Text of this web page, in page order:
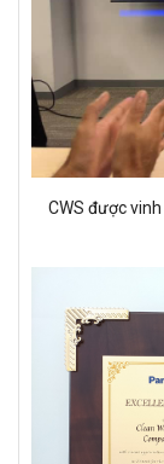
CWS được